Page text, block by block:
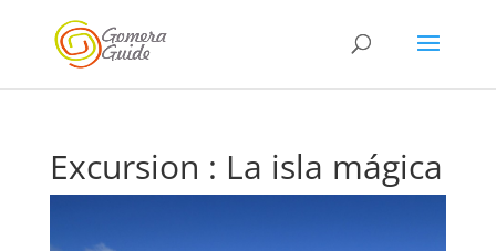
Excursion : La isla mágica